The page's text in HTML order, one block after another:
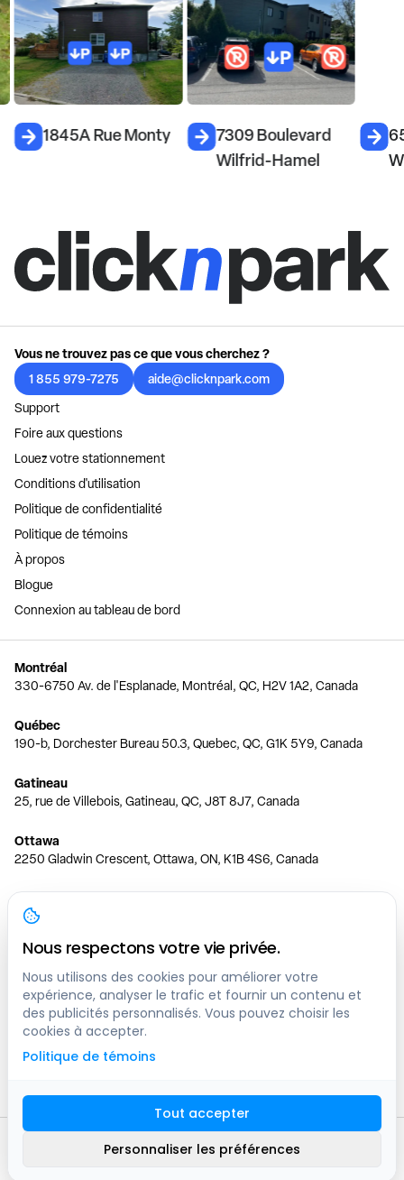
1845A Rue Monty
7309 Boulevard
Wilfrid-Hamel
Vous ne trouvez pas ce que vous cherchez ?
1 855 979-7275
aide@clicknpark.com
Support
Foire aux questions
Louez votre stationnement
Conditions d'utilisation
Politique de confidentialité
Politique de témoins
À propos
Blogue
Connexion au tableau de bord
Montréal
330-6750 Av. de l'Esplanade, Montréal, QC, H2V 1A2, Canada
Québec
190-b, Dorchester Bureau 50.3, Quebec, QC, G1K 5Y9, Canada
Gatineau
25, rue de Villebois, Gatineau, QC, J8T 8J7, Canada
Ottawa
2250 Gladwin Crescent, Ottawa, ON, K1B 4S6, Canada
Toronto
150 Ferrand Dr, 6th Floor, Toronto, ON, M3C 3E5, Canada
Vancouver
1200 W 73rd Ave #1415, Vancouver, BC, V6P 6G5, Canada
Calgary
444 5 Ave SW #400 Calgary, AB, T2P 2T8, Canada
2016 -2026
Plan du site
Nous respectons votre vie privée.
Nous utilisons des cookies pour améliorer votre
expérience, analyser le trafic et fournir un contenu et
des publicités personnalisés. Vous pouvez choisir les
cookies à accepter.
Politique de témoins
Tout accepter
Personnaliser les préférences